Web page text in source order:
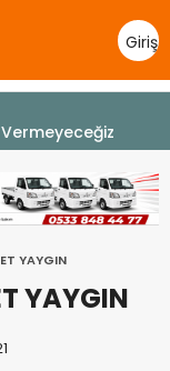
Giriş
Yap
YAŞAYACAK”
YAYGIN
YAYGIN